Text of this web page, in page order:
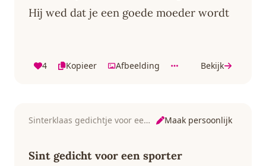
Hij wed dat je een goede moeder wordt
4 Kopieer Afbeelding Bekijk
Sinterklaas gedichtje voor een sporter Maak persoonlijk
Sint gedicht voor een sporter